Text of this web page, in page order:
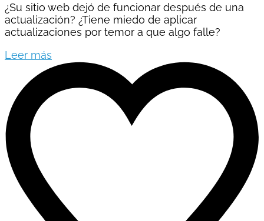
¿Su sitio web dejó de funcionar después de una
actualización? ¿Tiene miedo de aplicar
actualizaciones por temor a que algo falle?
Leer más